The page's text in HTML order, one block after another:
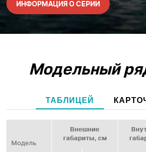
ИНФОРМАЦИЯ О СЕРИИ
Модельный
ТАБЛИЦЕЙ
Модель
Внешние
габариты, см